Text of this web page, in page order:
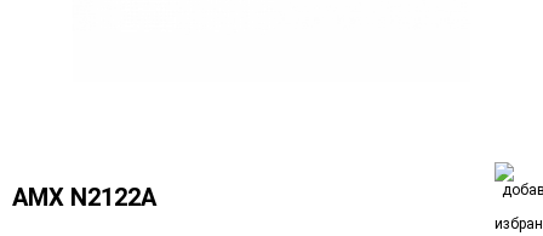
AMX N2122A